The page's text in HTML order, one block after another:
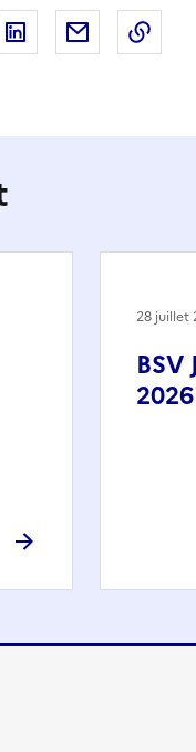
Facebook
sur X
Partager surPartager
BSV
2026
28 juillet